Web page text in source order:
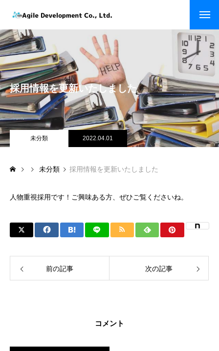
ホーム トップページ
企業情報 会社を知る
経営理念
メッセージ
代表者経歴
採用情報 採用を知る
採用情報を更新いたしました
未分類 2022.04.01
未分類 採用情報を更新いたしました
人物重視採用です！ご興味ある方、ぜひご覧くださいね。
前の記事 次の記事
コメント